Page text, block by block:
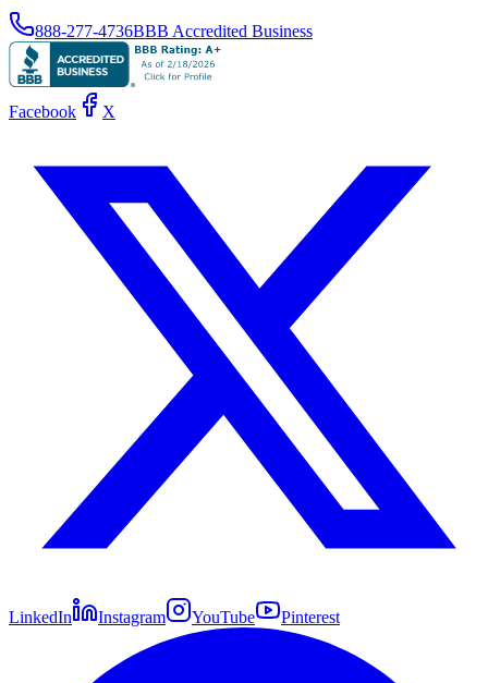
888-277-4736BBB Accredited Business
Facebook X
LinkedIn Instagram YouTube Pinterest